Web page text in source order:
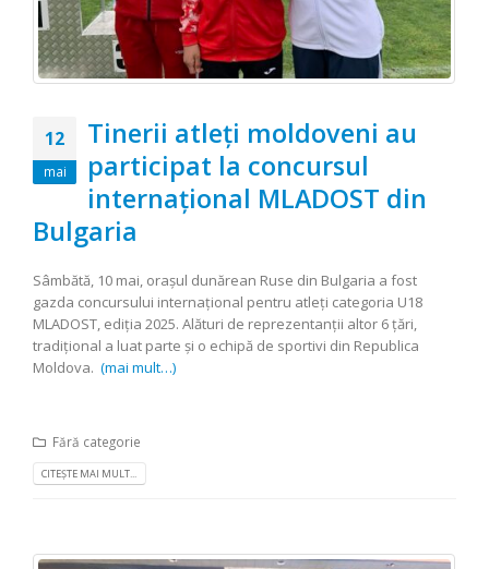
12
mai
Tinerii atleți moldoveni au
participat la concursul
internațional MLADOST din
Bulgaria
Sâmbătă, 10 mai, orașul dunărean Ruse din Bulgaria a fost
gazda concursului internațional pentru atleți categoria U18
MLADOST, ediția 2025. Alături de reprezentanții altor 6 țări,
tradițional a luat parte și o echipă de sportivi din Republica
Moldova. (mai mult…)
Fără categorie
CITEȘTE MAI MULT...